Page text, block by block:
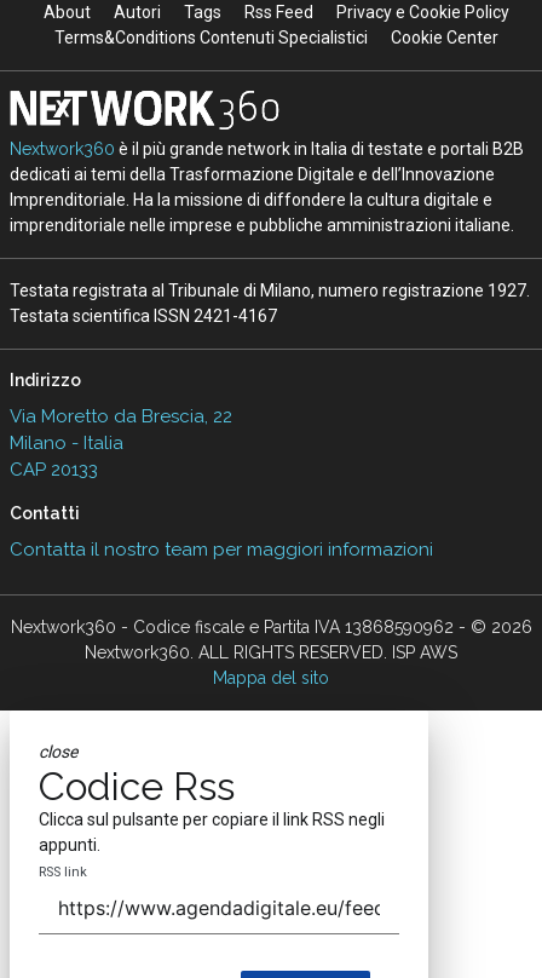
About Autori Tags Rss Feed
Privacy e Cookie Policy
Terms&Conditions Contenuti Specialistici
Cookie Center
Nextwork360 è il più grande network in Italia di testate e portali B2B
dedicati ai temi della Trasformazione Digitale e dell’Innovazione
Imprenditoriale. Ha la missione di diffondere la cultura digitale e
imprenditoriale nelle imprese e pubbliche amministrazioni italiane.
Testata registrata al Tribunale di Milano, numero registrazione 1927.
Testata scientifica ISSN 2421-4167
Indirizzo
Via Moretto da Brescia, 22
Milano - Italia
CAP 20133
Contatti
Contatta il nostro team per maggiori informazioni
Nextwork360 - Codice fiscale e Partita IVA 13868590962 - © 2026
Nextwork360. ALL RIGHTS RESERVED. ISP AWS
Mappa del sito
close
Codice Rss
Clicca sul pulsante per copiare il link RSS negli
appunti.
RSS link